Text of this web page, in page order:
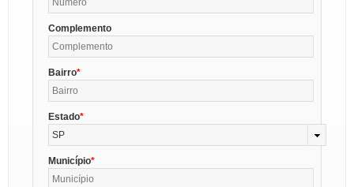
Complemento
Bairro
Estado
SP
Município